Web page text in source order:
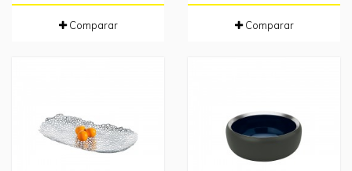
Comparar Comparar